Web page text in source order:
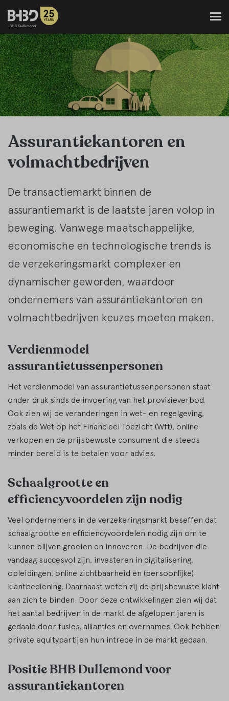
Assurantiekantoren en
volmachtbedrijven
De transactiemarkt binnen de
assurantiemarkt is de laatste jaren volop in
beweging. Vanwege maatschappelijke,
economische en technologische trends is
de verzekeringsmarkt complexer en
dynamischer geworden, waardoor
ondernemers van assurantiekantoren en
volmachtbedrijven keuzes moeten maken.
Verdienmodel
assurantietussenpersonen
Het verdienmodel van assurantietussenpersonen staat
onder druk sinds de invoering van het provisieverbod.
Ook zien wij de veranderingen in wet- en regelgeving,
zoals de Wet op het Financieel Toezicht (Wft), online
verkopen en de prijsbewuste consument die steeds
minder bereid is te betalen voor advies.
Schaalgrootte en
efficiencyvoordelen zijn nodig
Veel ondernemers in de verzekeringsmarkt beseffen dat
schaalgrootte en efficiencyvoordelen nodig zijn om te
kunnen blijven groeien en innoveren. De bedrijven die
vandaag succesvol zijn, investeren in digitalisering,
opleidingen, online zichtbaarheid en (persoonlijke)
klantbediening. Daarnaast weten zij de prijsbewuste klant
aan zich te binden. Door deze ontwikkelingen zien wij dat
het aantal bedrijven in de markt de afgelopen jaren is
gedaald door fusies, allianties en overnames. Ook hebben
private equitypartijen hun intrede in de markt gedaan.
Positie BHB Dullemond voor
assurantiekantoren